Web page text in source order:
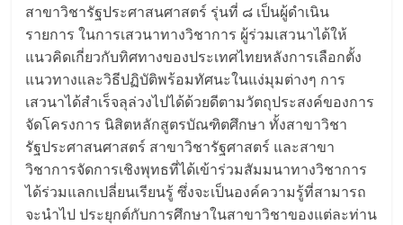
สาขาวิชารัฐประศาสนศาสตร์ รุ่นที่ ๘ เป็นผู้ดำเนิน
รายการ ในการเสวนาทางวิชาการ ผู้ร่วมเสวนาได้ให้
แนวคิดเกี่ยวกับทิศทางของประเทศไทยหลังการเลือกตั้ง
แนวทางและวิธีปฏิบัติพร้อมทัศนะในแง่มุมต่างๆ การ
เสวนาได้สำเร็จลุล่วงไปได้ด้วยดีตามวัตถุประสงค์ของการ
จัดโครงการ นิสิตหลักสูตรบัณฑิตศึกษา ทั้งสาขาวิชา
รัฐประศาสนศาสตร์ สาขาวิชารัฐศาสตร์ และสาขา
วิชาการจัดการเชิงพุทธที่ได้เข้าร่วมสัมมนาทางวิชาการ
ได้ร่วมแลกเปลี่ยนเรียนรู้ ซึ่งจะเป็นองค์ความรู้ที่สามารถ
จะนำไป ประยุกต์กับการศึกษาในสาขาวิชาของแต่ละท่าน